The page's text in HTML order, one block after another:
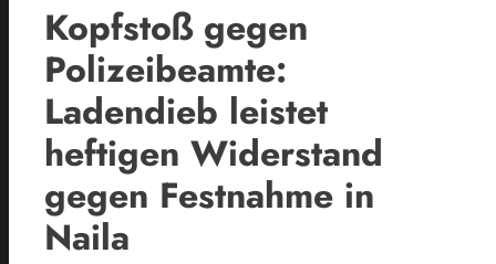
Kopfstoß gegen
Polizeibeamte:
Ladendieb leistet
heftigen Widerstand
gegen Festnahme in
Naila